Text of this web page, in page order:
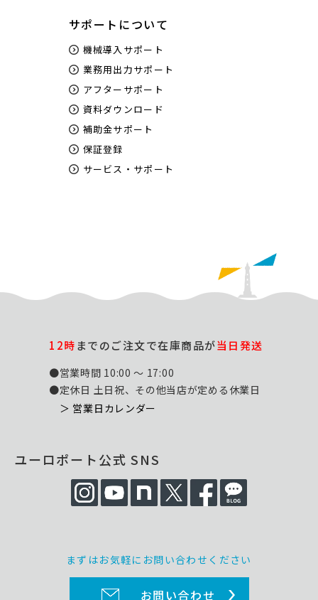
サポートについて
機械導入サポート
業務用出力サポート
アフターサポート
資料ダウンロード
補助金サポート
保証登録
サービス・サポート
12時までのご注文で在庫商品が当日発送
●営業時間 10:00 ～ 17:00
●定休日 土日祝、その他当店が定める休業日
＞ 営業日カレンダー
ユーロポート公式 SNS
まずはお気軽にお問い合わせください
お問い合わせ